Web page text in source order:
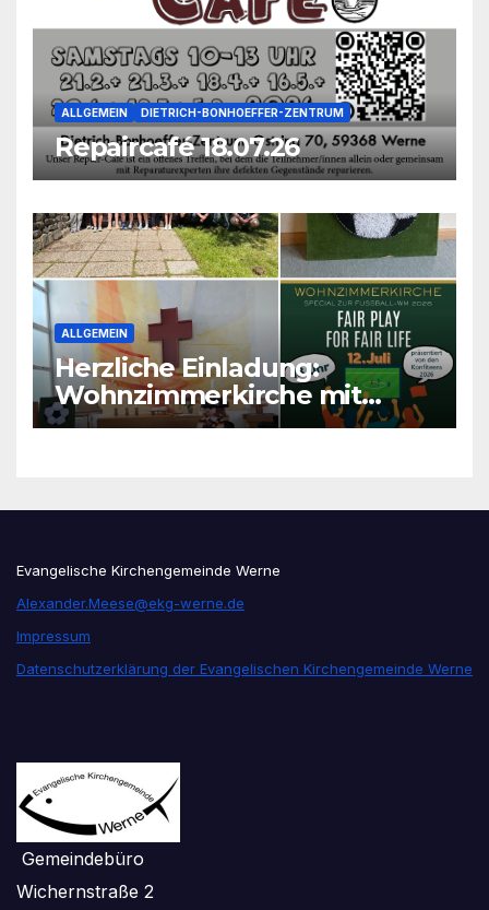
ALLGEMEIN DIETRICH-BONHOEFFER-ZENTRUM
Repaircafé 18.07.26
ALLGEMEIN
Herzliche Einladung:
Wohnzimmerkirche mit
unseren Konfis
Evangelische Kirchengemeinde Werne
Alexander.Meese@ekg-werne.de
Impressum
Datenschutzerklärung der Evangelischen Kirchengemeinde Werne
Gemeindebüro
Wichernstraße 2